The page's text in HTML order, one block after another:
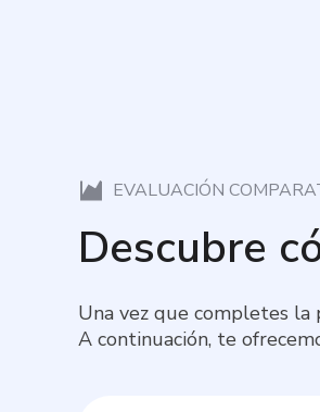
EVALUACIÓN
Descubre
Una vez que completes la
A continuación, te